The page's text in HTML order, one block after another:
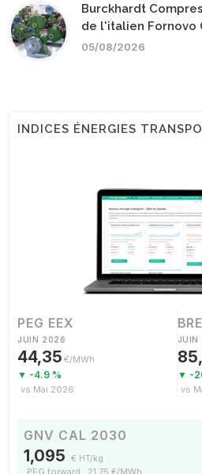
Burckhardt
de l'italien Fornovo
05/08/2026
INDICES ÉNERGIES
PEG EEX
JUIN 2026
44,35 €/MWh
▼ -4.9 %
vs Mai 2026
JUIN
▼ -
vs
GNV CAL 2030
1,095 € HT/kg
PEG forward : 21,75 €/MWh